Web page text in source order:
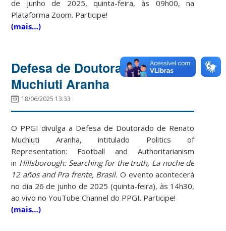
de junho de 2025, quinta-feira, às 09h00, na
Plataforma Zoom. Participe!
(mais…)
Defesa de Doutorado – Renato
Muchiuti Aranha
18/06/2025 13:33
O PPGI divulga a Defesa de Doutorado de Renato
Muchiuti Aranha, intitulado Politics of
Representation: Football and Authoritarianism
in Hillsborough: Searching for the truth, La noche de
12 años and Pra frente, Brasil.O evento acontecerá
no dia 26 de junho de 2025 (quinta-feira), às 14h30,
ao vivo no YouTube Channel do PPGI. Participe!
(mais…)